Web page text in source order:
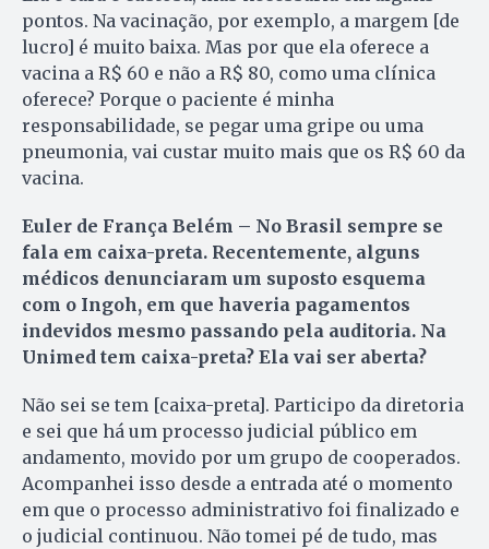
pontos. Na vacinação, por exemplo, a margem [de
lucro] é muito baixa. Mas por que ela oferece a
vacina a R$ 60 e não a R$ 80, como uma clínica
oferece? Porque o paciente é minha
responsabilidade, se pegar uma gripe ou uma
pneumonia, vai custar muito mais que os R$ 60 da
vacina.
Euler de França Belém – No Brasil sempre se
fala em caixa-preta. Recentemente, alguns
médicos denunciaram um suposto esquema
com o Ingoh, em que haveria pagamentos
indevidos mesmo passando pela auditoria. Na
Unimed tem caixa-preta? Ela vai ser aberta?
Não sei se tem [caixa-preta]. Participo da diretoria
e sei que há um processo judicial público em
andamento, movido por um grupo de cooperados.
Acompanhei isso desde a entrada até o momento
em que o processo administrativo foi finalizado e
o judicial continuou. Não tomei pé de tudo, mas